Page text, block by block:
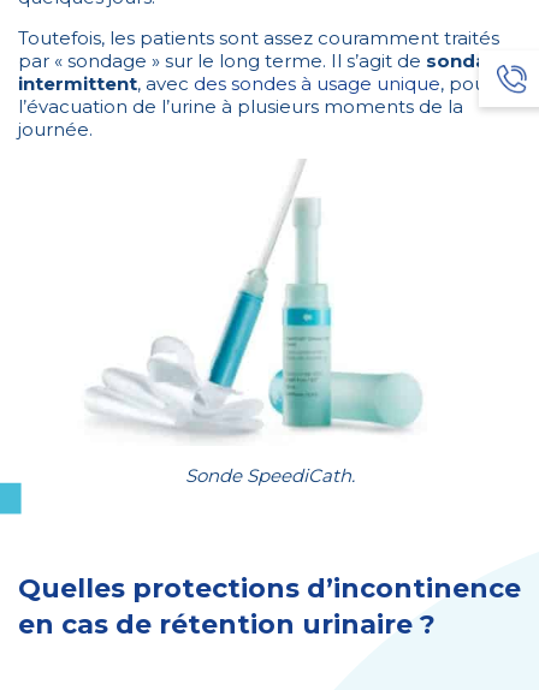
Toutefois, les patients sont assez couramment traités
par « sondage » sur le long terme. Il s’agit de sondage
intermittent, avec des sondes à usage unique, pour
l’évacuation de l’urine à plusieurs moments de la
journée.
Sonde SpeediCath.
Quelles protections d’incontinence
en cas de rétention urinaire ?